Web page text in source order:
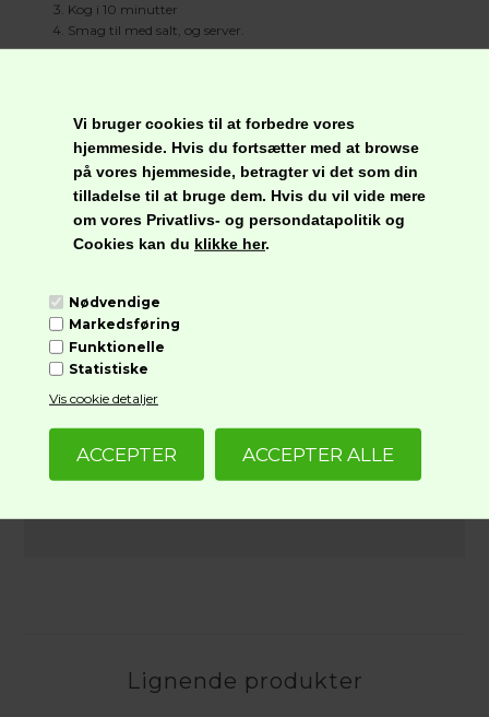
Vi bruger cookies til at forbedre vores
hjemmeside. Hvis du fortsætter med at browse
på vores hjemmeside, betragter vi det som din
tilladelse til at bruge dem. Hvis du vil vide mere
om vores Privatlivs- og persondatapolitik og
Cookies kan du klikke her.
Nødvendige
Markedsføring
Funktionelle
Statistiske
Vis cookie detaljer
Kog i 10 minutter
Smag til med salt, og server.
Opbevaring:
Tørt og køligt, væk fra sollys.
Næringsindhold pr. 100 g
Energi
Fedt
Heraf mættede
fedtsyrer
Kostfibre
Protein
40,30 g
Lignende produkter